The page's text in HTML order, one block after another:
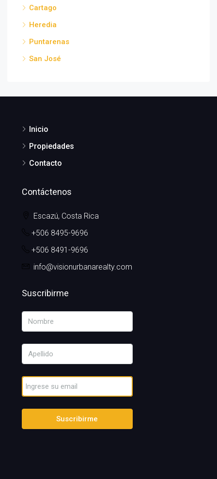
Cartago
Heredia
Puntarenas
San José
Inicio
Propiedades
Contacto
Contáctenos
Escazú, Costa Rica
+506 8495-9696
+506 8491-9696
info@visionurbanarealty.com
Suscribirme
Suscribirme